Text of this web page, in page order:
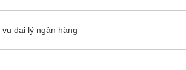
đại lý ngân hàng